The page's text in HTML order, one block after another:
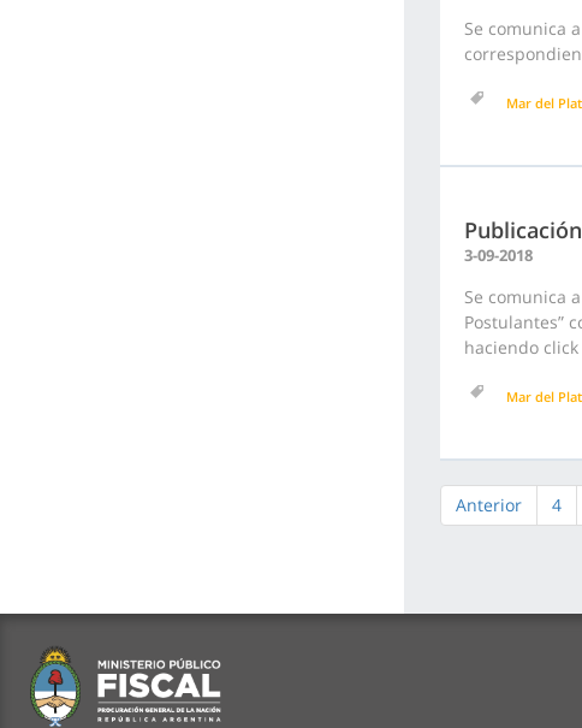
Se comunica
Mar del
3-09-2018
Se comunica
Postulantes”
haciendo
Mar del
Anterior 4